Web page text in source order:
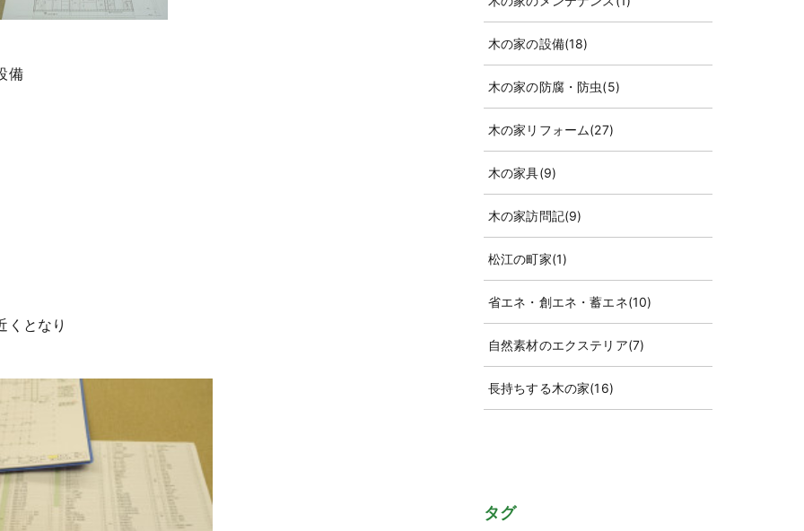
備
くとなり
木の家の設備(18)
木の家の防腐・防虫(5)
木の家リフォーム(27)
木の家具(9)
木の家訪問記(9)
松江の町家(1)
省エネ・創エネ・蓄エネ(10)
自然素材のエクステリア(7)
長持ちする木の家(16)
タグ